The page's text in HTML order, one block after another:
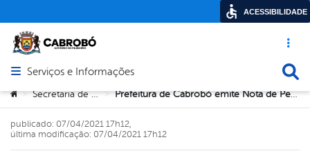
Acesso
Abrir menu principal de navegação
Serviços e Informações
Você está aqui:
> Secretaria de Saúde > Prefeitura de Cabrobó emite Nota de Pesar pelo falecimento do paciente vítima da Covid-19
publicado: 07/04/2021 17h12,
última modificação: 07/04/2021 17h12
ACESSIBILIDADE